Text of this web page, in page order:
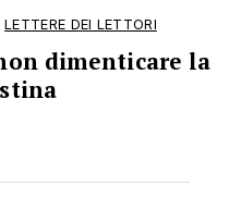
LETTERE DEI LETTORI
dimenticare la